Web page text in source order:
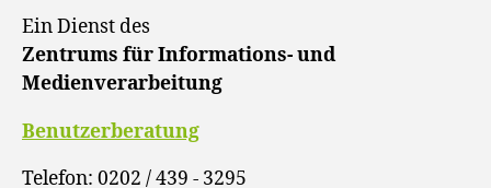
Ein Dienst des
Zentrums für Informations- und
Medienverarbeitung
Benutzerberatung
Telefon: 0202 / 439 - 3295